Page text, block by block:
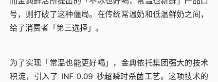
号，则打破了这种僵局。在传统常温奶和低温鲜奶之间，
给了消费者「第三选择」。
为了实现「常温也能更好喝」，金典依托集团强大的技术
积淀，引入了 INF 0.09 秒超瞬时杀菌工艺。这项技术的